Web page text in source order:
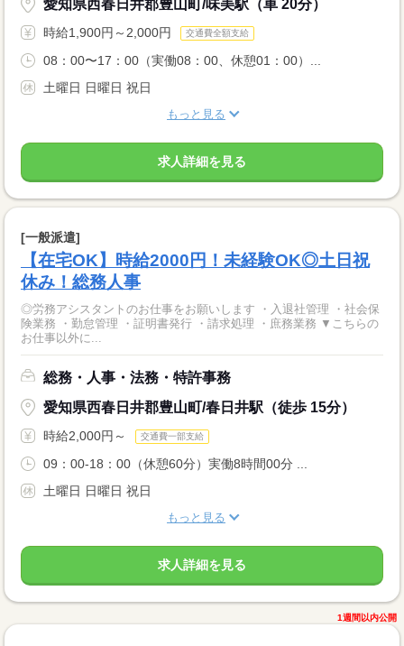
愛知県西春日井郡豊山町/味美駅（車 20分）
時給1,900円～2,000円 交通費全額支給
08：00〜17：00（実働08：00、休憩01：00）...
土曜日 日曜日 祝日
もっと見る
求人詳細を見る
[一般派遣]
【在宅OK】時給2000円！未経験OK◎土日祝
休み！総務人事
◎労務アシスタントのお仕事をお願いします ・入退社管理 ・社会保
険業務 ・勤怠管理 ・証明書発行 ・請求処理 ・庶務業務 ▼こちらの
お仕事以外に...
総務・人事・法務・特許事務
愛知県西春日井郡豊山町/春日井駅（徒歩 15分）
時給2,000円～ 交通費一部支給
09：00-18：00（休憩60分）実働8時間00分 ...
土曜日 日曜日 祝日
もっと見る
求人詳細を見る
1週間以内公開